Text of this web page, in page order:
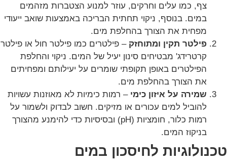
צף, כמו עלים וחרקים, עוזר למנוע הצטברות מזהמים
במים. בנוסף, ניקוי תחתית הבריכה באמצעות שואב ייעודי
מפחית את הצורך בהחלפת מים.
פילטר תקין ומתוחזק – פילטרים כמו פילטר חול או פילטר
קרטרידג' מבטיחים סינון יעיל של המים. ניקוי והחלפת
הפילטרים באופן תקופתי שומרים על יעילותם ומפחיתים
את הצורך בהחלפת מים.
שמירה על איזון כימי – רמות כימיות לא מאוזנות עשויות
להוביל למים עכורים או מזיקים. חשוב לבדוק ולשמור על
רמות כלור, חומציות (pH) ובסיסיות כדי להימנע מהצורך
בניקוז המים.
טכנולוגיות לחיסכון במים